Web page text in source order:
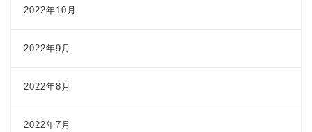
2022年10月
2022年9月
2022年8月
2022年7月